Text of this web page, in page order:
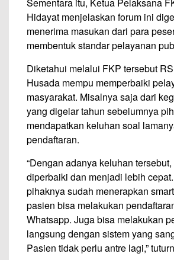
Hidayat menjelaskan forum ini
menerima masukan dari para
membentuk standar pelayanan
Diketahui melalui FKP tersebut
Husada mempu memperbaiki
masyarakat. Misalnya saja dari
yang digelar tahun sebelumnya
mendapatkan keluhan soal
pendaftaran.
“Dengan adanya keluhan
diperbaiki dan menjadi lebih
pihaknya sudah menerapkan
pasien bisa melakukan
Whatsapp. Juga bisa melakukan
langsung dengan sistem yang
Pasien tidak perlu antre lagi,”